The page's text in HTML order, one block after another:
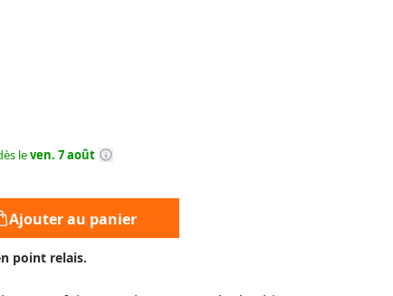
leven. 7 août
Ajouter au panier
point relais.